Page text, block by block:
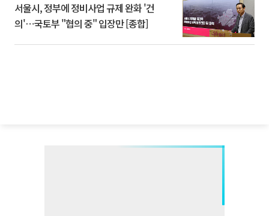
서울시, 정부에 정비사업 규제 완화 '건
의'⋯국토부 "협의 중" 입장만 [종합]